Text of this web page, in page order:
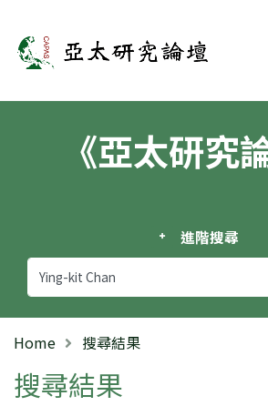
亞太研究論壇
《亞太研究
進階搜尋
Home 搜尋結果
搜尋結果